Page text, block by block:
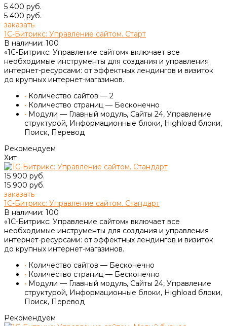
5 400 руб.
5 400 руб.
заказать
1С-Битрикс: Управление сайтом. Старт
В наличии: 100
«1С-Битрикс: Управление сайтом» включает все
необходимые инструменты для создания и управления
интернет-ресурсами: от эффектных лендингов и визиток
до крупных интернет-магазинов.
• Количество сайтов — 2
• Количество страниц — Бесконечно
• Модули — Главный модуль, Сайты 24, Управление
структурой, Информационные блоки, Highload блоки,
Поиск, Перевод
Рекомендуем
Хит
15 900 руб.
15 900 руб.
заказать
1С-Битрикс: Управление сайтом. Стандарт
В наличии: 100
«1С-Битрикс: Управление сайтом» включает все
необходимые инструменты для создания и управления
интернет-ресурсами: от эффектных лендингов и визиток
до крупных интернет-магазинов.
• Количество сайтов — Бесконечно
• Количество страниц — Бесконечно
• Модули — Главный модуль, Сайты 24, Управление
структурой, Информационные блоки, Highload блоки,
Поиск, Перевод
Рекомендуем